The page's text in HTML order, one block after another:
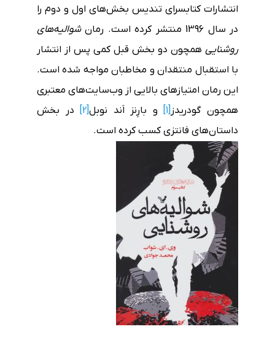
انتشارات کتابسرای تندیس بخش‌های اول و دوم را
در سال 1396 منتشر کرده است. رمان
شوالیه‌های
روشنایی همچون دو بخش قبل کمی پس از انتشار
با استقبال منتقدان و مخاطبان مواجه شده است.
این رمان امتیازهای بالایی از وب‌سایت‌های معتبری
همچون گودریدز
و بارِنز اَند نوبل[2]
در بخش
داستان‌های فانتزی کسب کرده است.